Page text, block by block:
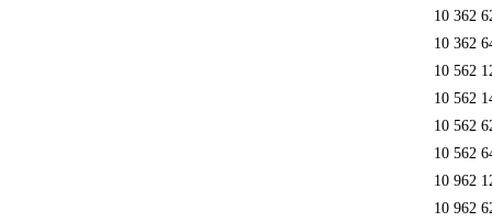
10 362
10 362
10 562
10 562
10 562
10 562
10 962
10 962